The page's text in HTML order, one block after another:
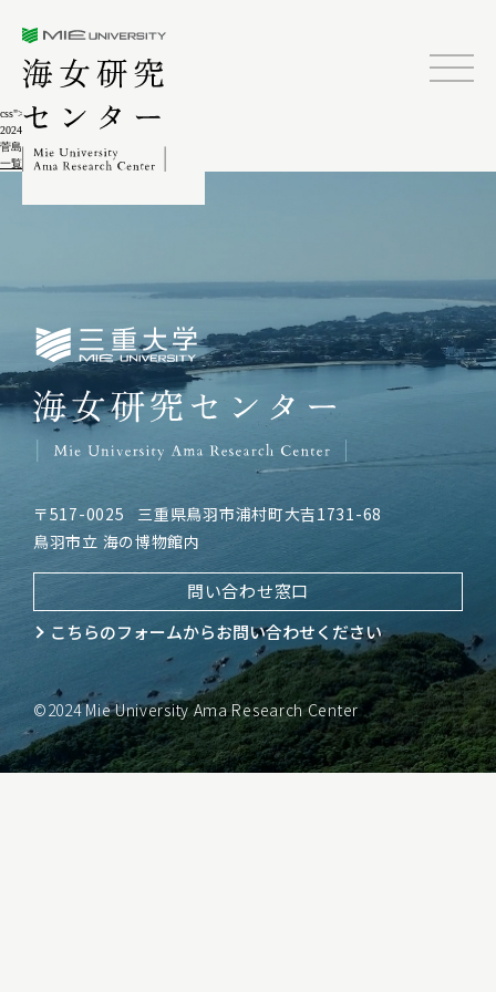
css">
2024.02.04
菅島しろんご祭2-2
一覧に戻る
三重大学海女研究センター
〒517-0025
三重県鳥羽市浦村町大吉1731-68
鳥羽市立 海の博物館内
問い合わせ窓口
こちらのフォームからお問い合わせください
©2024 Mie University Ama Research Center